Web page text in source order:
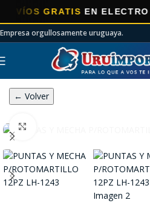
GRATISEN ELECTRO
Empresa orgullosamente uruguaya.
← Volver